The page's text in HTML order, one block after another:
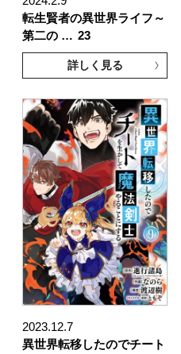
転生賢者の異世界ライフ～
第二の … 23
詳しく見る
2023.12.7
異世界転移したのでチート